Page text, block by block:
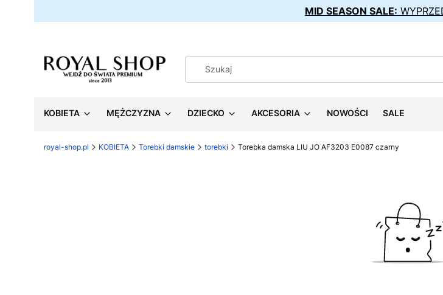
MID SEASON SALE:
KOBIETA MĘŻCZYZNA DZIECKO AKCESORIA NOWOŚCI SALE
royal-shop.pl KOBIETA Torebki damskie torebki Torebka damska LIU JO AF3203 E0087 czarny